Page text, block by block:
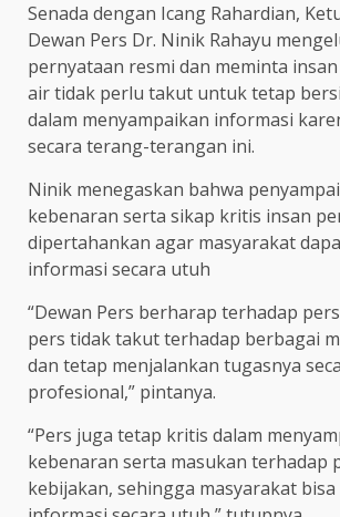
Senada dengan Icang Rahardian,
Dewan Pers Dr. Ninik Rahayu
pernyataan resmi dan meminta
air tidak perlu takut untuk tetap
dalam menyampaikan informasi
secara terang-terangan ini.
Ninik menegaskan bahwa
kebenaran serta sikap kritis insan
dipertahankan agar masyarakat
informasi secara utuh
“Dewan Pers berharap terhadap
pers tidak takut terhadap berbagai
dan tetap menjalankan tugasnya
profesional,” pintanya.
“Pers juga tetap kritis dalam
kebenaran serta masukan terhadap
kebijakan, sehingga masyarakat